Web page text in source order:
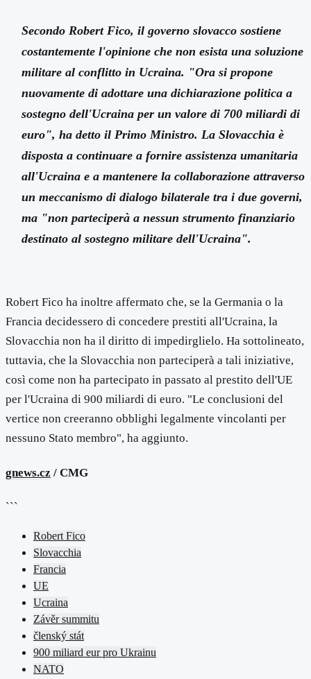
Secondo Robert Fico, il governo slovacco sostiene
costantemente l'opinione che non esista una soluzione
militare al conflitto in Ucraina. "Ora si propone
nuovamente di adottare una dichiarazione politica a
sostegno dell'Ucraina per un valore di 700 miliardi di
euro", ha detto il Primo Ministro. La Slovacchia è
disposta a continuare a fornire assistenza umanitaria
all'Ucraina e a mantenere la collaborazione attraverso
un meccanismo di dialogo bilaterale tra i due governi,
ma "non parteciperà a nessun strumento finanziario
destinato al sostegno militare dell'Ucraina".
Robert Fico ha inoltre affermato che, se la Germania o la
Francia decidessero di concedere prestiti all'Ucraina, la
Slovacchia non ha il diritto di impedirglielo. Ha sottolineato,
tuttavia, che la Slovacchia non parteciperà a tali iniziative,
così come non ha partecipato in passato al prestito dell'UE
per l'Ucraina di 900 miliardi di euro. "Le conclusioni del
vertice non creeranno obblighi legalmente vincolanti per
nessuno Stato membro", ha aggiunto.
gnews.cz / CMG
```
Robert Fico
Slovacchia
Francia
UE
Ucraina
Závěr summitu
členský stát
900 miliard eur pro Ukrainu
NATO